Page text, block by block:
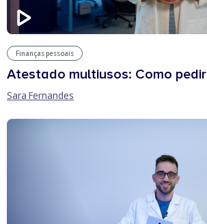
Finanças pessoais
Atestado multiusos: Como pedir
Sara Fernandes